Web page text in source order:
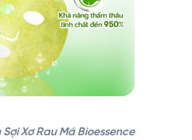
Xơ Rau Má Bioessence